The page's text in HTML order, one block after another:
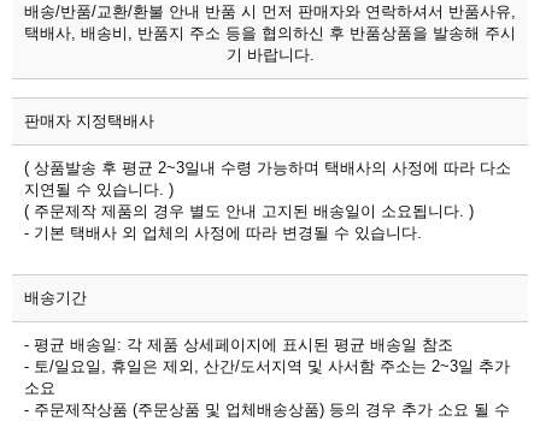
배송/반품/교환/환불 안내 반품 시 먼저 판매자와 연락하셔서 반품사유,
택배사, 배송비, 반품지 주소 등을 협의하신 후 반품상품을 발송해 주시
기 바랍니다.
판매자 지정택배사
( 상품발송 후 평균 2~3일내 수령 가능하며 택배사의 사정에 따라 다소
지연될 수 있습니다. )
( 주문제작 제품의 경우 별도 안내 고지된 배송일이 소요됩니다. )
- 기본 택배사 외 업체의 사정에 따라 변경될 수 있습니다.
배송기간
- 평균 배송일: 각 제품 상세페이지에 표시된 평균 배송일 참조
- 토/일요일, 휴일은 제외, 산간/도서지역 및 사서함 주소는 2~3일 추가
소요
- 주문제작상품 (주문상품 및 업체배송상품) 등의 경우 추가 소요 될 수